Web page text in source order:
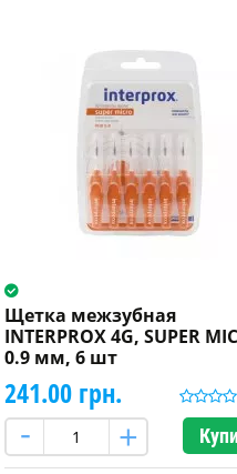
Щетка межзубная
INTERPROX 4G, SUPER
0.9 мм, 6 шт
241.00 грн.